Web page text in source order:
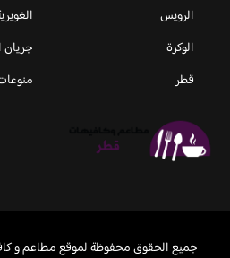
الرويس
الوكرة
جريان
قطر
جميع الحقوق محفوظة لموقع مطاعم و